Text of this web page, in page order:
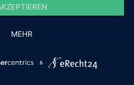
6x200g
MEHR
&